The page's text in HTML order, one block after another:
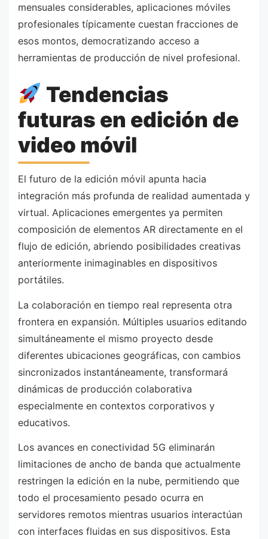
mensuales considerables, aplicaciones móviles
profesionales típicamente cuestan fracciones de
esos montos, democratizando acceso a
herramientas de producción de nivel profesional.
Tendencias
futuras en edición de
video móvil
El futuro de la edición móvil apunta hacia
integración más profunda de realidad aumentada y
virtual. Aplicaciones emergentes ya permiten
composición de elementos AR directamente en el
flujo de edición, abriendo posibilidades creativas
anteriormente inimaginables en dispositivos
portátiles.
La colaboración en tiempo real representa otra
frontera en expansión. Múltiples usuarios editando
simultáneamente el mismo proyecto desde
diferentes ubicaciones geográficas, con cambios
sincronizados instantáneamente, transformará
dinámicas de producción colaborativa
especialmente en contextos corporativos y
educativos.
Los avances en conectividad 5G eliminarán
limitaciones de ancho de banda que actualmente
restringen la edición en la nube, permitiendo que
todo el procesamiento pesado ocurra en
servidores remotos mientras usuarios interactúan
con interfaces fluidas en sus dispositivos. Esta